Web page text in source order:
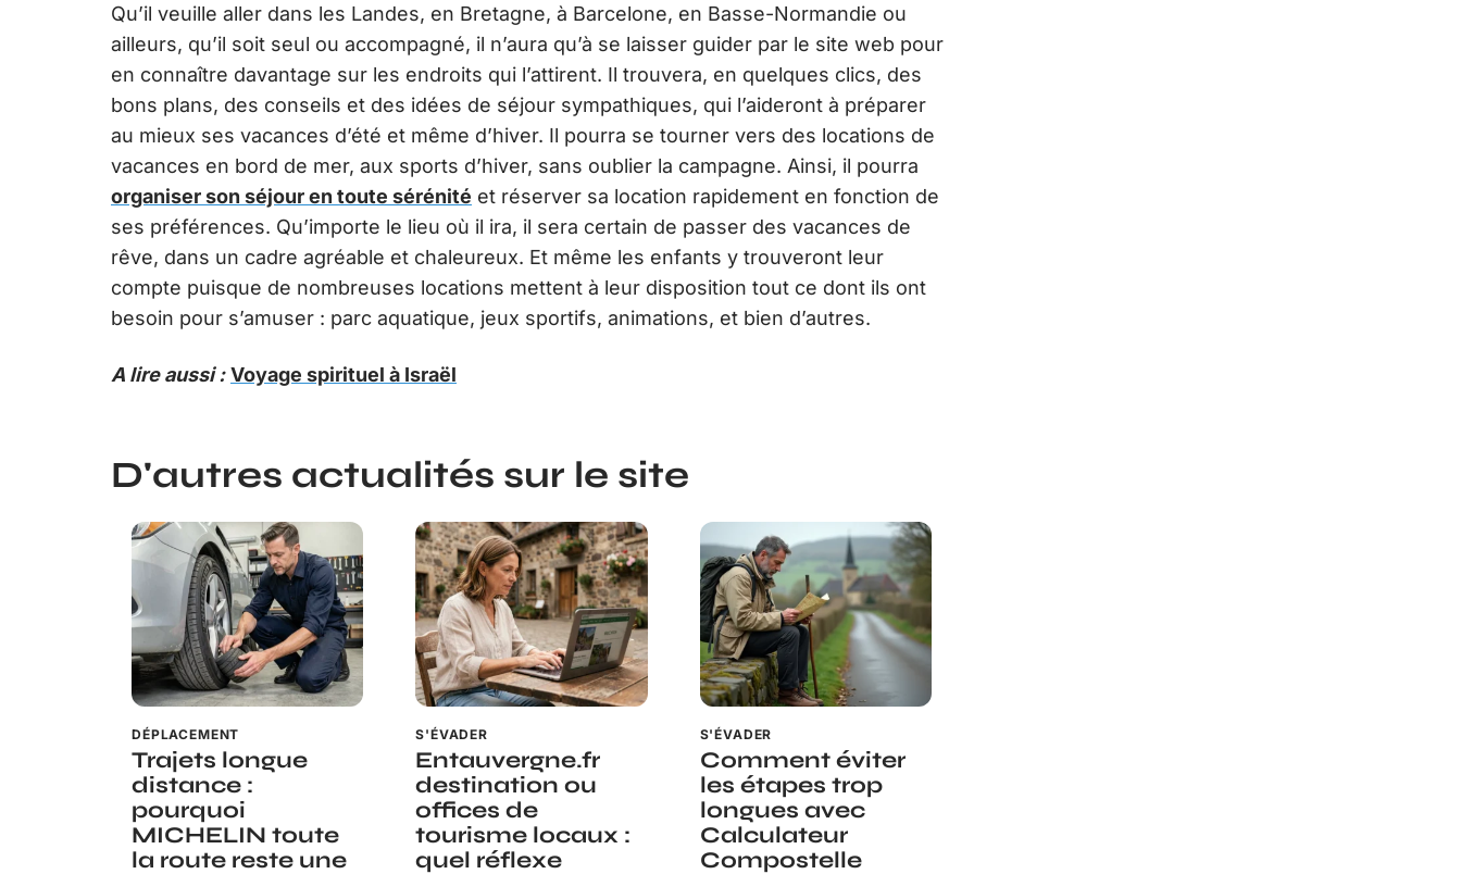
Qu’il veuille aller dans les Landes, en Bretagne, à Barcelone, en Basse-Normandie ou
ailleurs, qu’il soit seul ou accompagné, il n’aura qu’à se laisser guider par le site web pour
en connaître davantage sur les endroits qui l’attirent. Il trouvera, en quelques clics, des
bons plans, des conseils et des idées de séjour sympathiques, qui l’aideront à préparer
au mieux ses vacances d’été et même d’hiver. Il pourra se tourner vers des locations de
vacances en bord de mer, aux sports d’hiver, sans oublier la campagne. Ainsi, il pourra
organiser son séjour en toute sérénité et réserver sa location rapidement en fonction de
ses préférences. Qu’importe le lieu où il ira, il sera certain de passer des vacances de
rêve, dans un cadre agréable et chaleureux. Et même les enfants y trouveront leur
compte puisque de nombreuses locations mettent à leur disposition tout ce dont ils ont
besoin pour s’amuser : parc aquatique, jeux sportifs, animations, et bien d’autres.
A lire aussi : Voyage spirituel à Israël
D'autres actualités sur le site
DÉPLACEMENT
Trajets longue
distance :
pourquoi
MICHELIN toute
la route reste une
S'ÉVADER
Entauvergne.fr
destination ou
offices de
tourisme locaux :
quel réflexe
S'ÉVADER
Comment éviter
les étapes trop
longues avec
Calculateur
Compostelle